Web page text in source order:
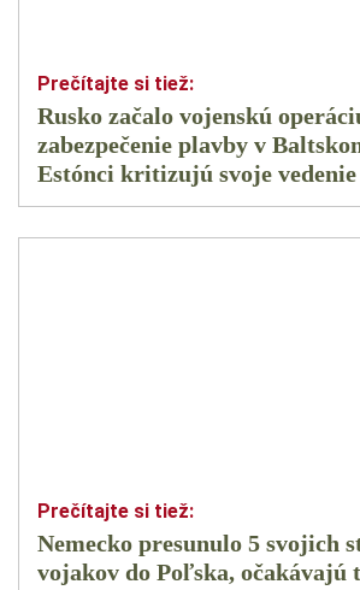
Rusko začalo vojenskú
zabezpečenie plavby v
Estónci kritizujú svoje vedenie
Nemecko presunulo 5 svojich
vojakov do Poľska, očakávajú